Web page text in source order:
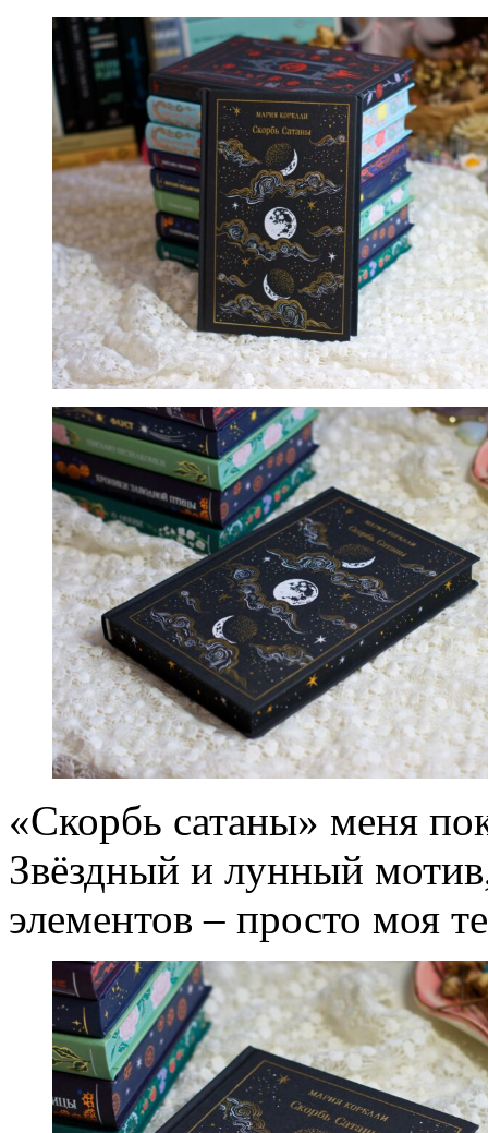
«Скорбь сатаны» меня
Звёздный и лунный
элементов – просто моя